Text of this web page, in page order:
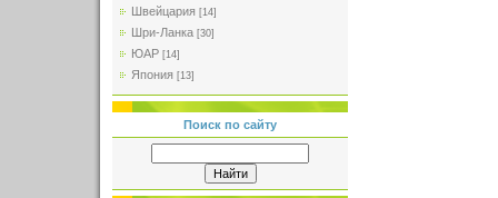
Швейцария [14]
Шри-Ланка [30]
ЮАР [14]
Япония [13]
Поиск по сайту